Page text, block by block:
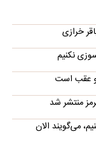
خرازی
نکنیم
و عقب است
منتشر شد
می‌گویند الان